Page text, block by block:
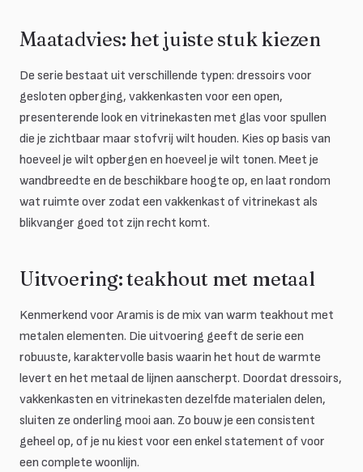
Maatadvies: het juiste stuk kiezen
De serie bestaat uit verschillende typen: dressoirs voor
gesloten opberging, vakkenkasten voor een open,
presenterende look en vitrinekasten met glas voor spullen
die je zichtbaar maar stofvrij wilt houden. Kies op basis van
hoeveel je wilt opbergen en hoeveel je wilt tonen. Meet je
wandbreedte en de beschikbare hoogte op, en laat rondom
wat ruimte over zodat een vakkenkast of vitrinekast als
blikvanger goed tot zijn recht komt.
Uitvoering: teakhout met metaal
Kenmerkend voor Aramis is de mix van warm teakhout met
metalen elementen. Die uitvoering geeft de serie een
robuuste, karaktervolle basis waarin het hout de warmte
levert en het metaal de lijnen aanscherpt. Doordat dressoirs,
vakkenkasten en vitrinekasten dezelfde materialen delen,
sluiten ze onderling mooi aan. Zo bouw je een consistent
geheel op, of je nu kiest voor een enkel statement of voor
een complete woonlijn.